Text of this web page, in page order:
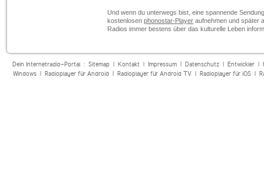
Und wenn du unterwegs bist, eine spannende
kostenlosen phonostar-Player aufnehmen und später
Radios immer bestens über das kulturelle Leben
Dein Internetradio-Portal : Sitemap| Kontakt| Impressum| Datenschutz| Entwickler|
Windows| Radioplayer für Android| Radioplayer für Android TV| Radioplayer für iOS|